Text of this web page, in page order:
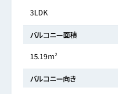
3LDK
バルコニー面積
15.19m²
バルコニー向き